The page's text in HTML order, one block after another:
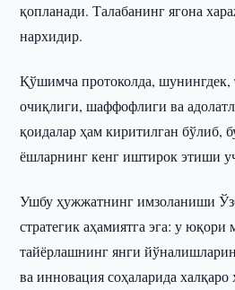
қопланади. Талабанинг ягона
нархидир.
Қўшимча протоколда, шунингдек,
очиқлиги, шаффофлиги ва
қоидалар ҳам киритилган бўлиб,
ёшларнинг кенг иштирок этиши
Ушбу ҳужжатнинг имзоланиши
стратегик аҳамиятга эга: у юқори
тайёрлашнинг янги
ва инновация соҳаларида